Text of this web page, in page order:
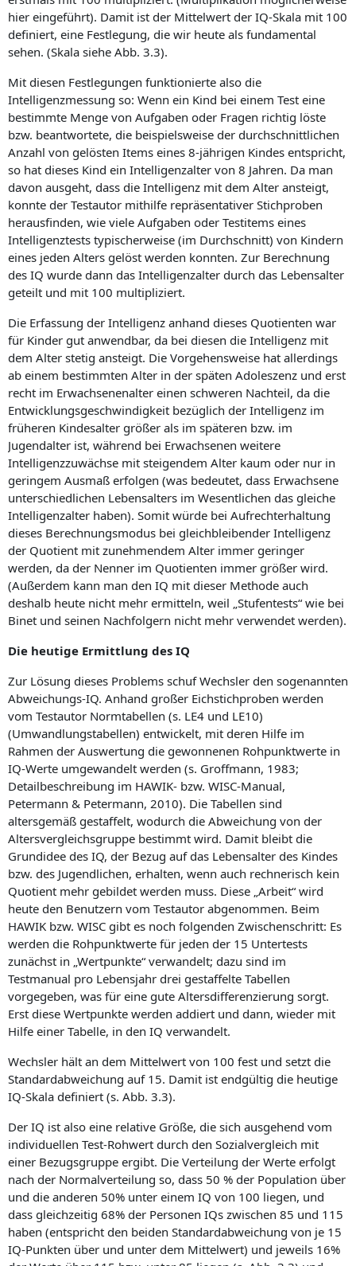
hier eingeführt). Damit ist der Mittelwert der IQ-Skala mit 100
definiert, eine Festlegung, die wir heute als fundamental
sehen. (Skala siehe Abb. 3.3).
Mit diesen Festlegungen funktionierte also die
Intelligenzmessung so: Wenn ein Kind bei einem Test eine
bestimmte Menge von Aufgaben oder Fragen richtig löste
bzw. beantwortete, die beispielsweise der durchschnittlichen
Anzahl von gelösten Items eines 8-jährigen Kindes entspricht,
so hat dieses Kind ein Intelligenzalter von 8 Jahren. Da man
davon ausgeht, dass die Intelligenz mit dem Alter ansteigt,
konnte der Testautor mithilfe repräsentativer Stichproben
herausfinden, wie viele Aufgaben oder Testitems eines
Intelligenztests typischerweise (im Durchschnitt) von Kindern
eines jeden Alters gelöst werden konnten. Zur Berechnung
des IQ wurde dann das Intelligenzalter durch das Lebensalter
geteilt und mit 100 multipliziert.
Die Erfassung der Intelligenz anhand dieses Quotienten war
für Kinder gut anwendbar, da bei diesen die Intelligenz mit
dem Alter stetig ansteigt. Die Vorgehensweise hat allerdings
ab einem bestimmten Alter in der späten Adoleszenz und erst
recht im Erwachsenenalter einen schweren Nachteil, da die
Entwicklungsgeschwindigkeit bezüglich der Intelligenz im
früheren Kindesalter größer als im späteren bzw. im
Jugendalter ist, während bei Erwachsenen weitere
Intelligenzzuwächse mit steigendem Alter kaum oder nur in
geringem Ausmaß erfolgen (was bedeutet, dass Erwachsene
unterschiedlichen Lebensalters im Wesentlichen das gleiche
Intelligenzalter haben). Somit würde bei Aufrechterhaltung
dieses Berechnungsmodus bei gleichbleibender Intelligenz
der Quotient mit zunehmendem Alter immer geringer
werden, da der Nenner im Quotienten immer größer wird.
(Außerdem kann man den IQ mit dieser Methode auch
deshalb heute nicht mehr ermitteln, weil „Stufentests“ wie bei
Binet und seinen Nachfolgern nicht mehr verwendet werden).
Die heutige Ermittlung des IQ
Zur Lösung dieses Problems schuf Wechsler den sogenannten
Abweichungs-IQ. Anhand großer Eichstichproben werden
vom Testautor Normtabellen (s. LE4 und LE10)
(Umwandlungstabellen) entwickelt, mit deren Hilfe im
Rahmen der Auswertung die gewonnenen Rohpunktwerte in
IQ-Werte umgewandelt werden (s. Groffmann, 1983;
Detailbeschreibung im HAWIK- bzw. WISC-Manual,
Petermann & Petermann, 2010). Die Tabellen sind
altersgemäß gestaffelt, wodurch die Abweichung von der
Altersvergleichsgruppe bestimmt wird. Damit bleibt die
Grundidee des IQ, der Bezug auf das Lebensalter des Kindes
bzw. des Jugendlichen, erhalten, wenn auch rechnerisch kein
Quotient mehr gebildet werden muss. Diese „Arbeit“ wird
heute den Benutzern vom Testautor abgenommen. Beim
HAWIK bzw. WISC gibt es noch folgenden Zwischenschritt: Es
werden die Rohpunktwerte für jeden der 15 Untertests
zunächst in „Wertpunkte“ verwandelt; dazu sind im
Testmanual pro Lebensjahr drei gestaffelte Tabellen
vorgegeben, was für eine gute Altersdifferenzierung sorgt.
Erst diese Wertpunkte werden addiert und dann, wieder mit
Hilfe einer Tabelle, in den IQ verwandelt.
Wechsler hält an dem Mittelwert von 100 fest und setzt die
Standardabweichung auf 15. Damit ist endgültig die heutige
IQ-Skala definiert (s. Abb. 3.3).
Der IQ ist also eine relative Größe, die sich ausgehend vom
individuellen Test-Rohwert durch den Sozialvergleich mit
einer Bezugsgruppe ergibt. Die Verteilung der Werte erfolgt
nach der Normalverteilung so, dass 50 % der Population über
und die anderen 50% unter einem IQ von 100 liegen, und
dass gleichzeitig 68% der Personen IQs zwischen 85 und 115
haben (entspricht den beiden Standardabweichung von je 15
IQ-Punkten über und unter dem Mittelwert) und jeweils 16%